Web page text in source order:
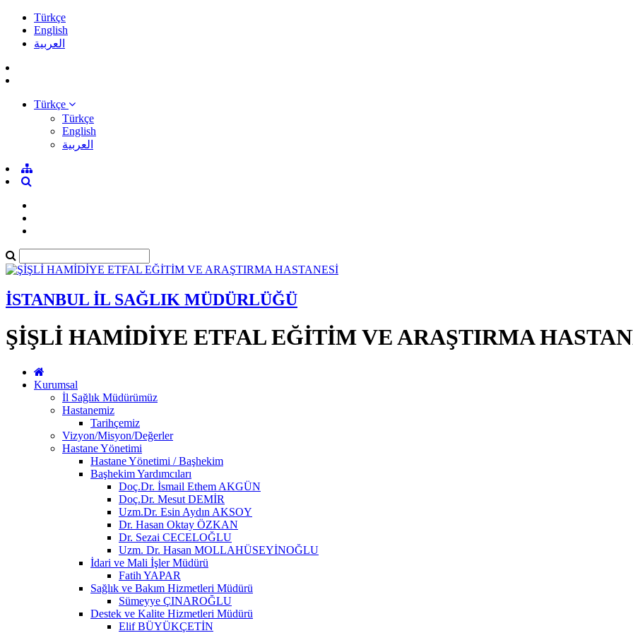
Türkçe
English
العربية
Türkçe
Türkçe
English
العربية
İSTANBUL İL SAĞLIK MÜDÜRLÜĞÜ
ŞİŞLİ HAMİDİYE ETFAL EĞİTİM VE ARAŞTIRMA
Kurumsal
İl Sağlık Müdürümüz
Hastanemiz
Tarihçemiz
Vizyon/Misyon/Değerler
Hastane Yönetimi
Hastane Yönetimi / Başhekim
Başhekim Yardımcıları
Doç.Dr. İsmail Ethem AKGÜN
Doç.Dr. Mesut DEMİR
Uzm.Dr. Esin Aydın AKSOY
Dr. Hasan Oktay ÖZKAN
Dr. Sezai CECELOĞLU
Uzm. Dr. Hasan MOLLAHÜSEYİNOĞLU
İdari ve Mali İşler Müdürü
Fatih YAPAR
Sağlık ve Bakım Hizmetleri Müdürü
Sümeyye ÇINAROĞLU
Destek ve Kalite Hizmetleri Müdürü
Elif BÜYÜKÇETİN